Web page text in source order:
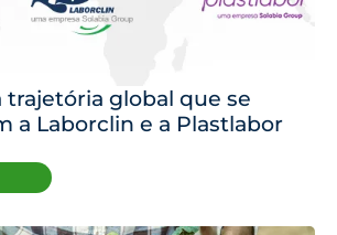
trajetória global que se
a Laborclin e a Plastlabor